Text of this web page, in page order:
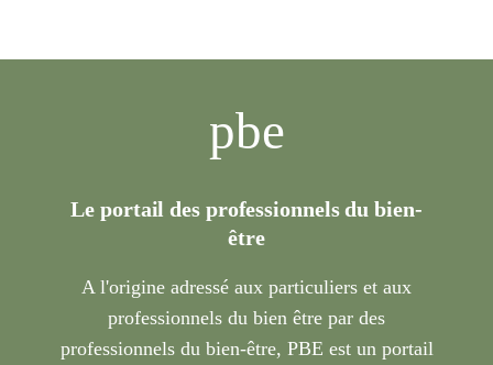
pbe
Le portail des professionnels du bien-
être
A l'origine adressé aux particuliers et aux
professionnels du bien être par des
professionnels du bien-être, PBE est un portail